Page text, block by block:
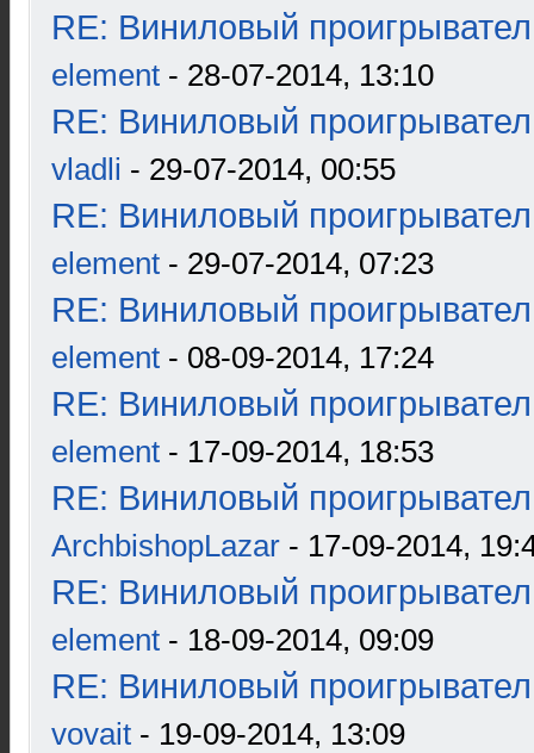
RE: Виниловый
element - 28-07-2014, 13:10
RE: Виниловый
vladli - 29-07-2014, 00:55
RE: Виниловый
element - 29-07-2014, 07:23
RE: Виниловый
element - 08-09-2014, 17:24
RE: Виниловый
element - 17-09-2014, 18:53
RE: Виниловый
ArchbishopLazar - 17-09-2014,
RE: Виниловый
element - 18-09-2014, 09:09
RE: Виниловый
vovait - 19-09-2014, 13:09